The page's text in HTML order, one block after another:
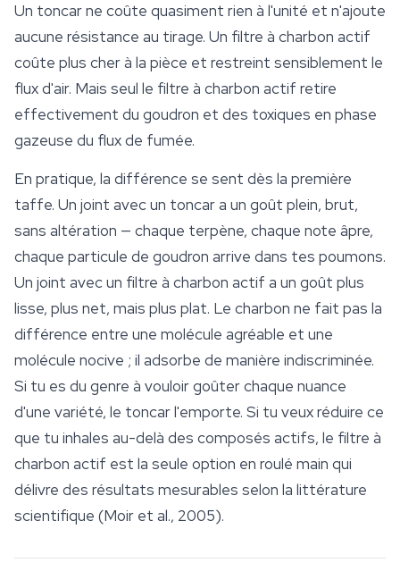
Un toncar ne coûte quasiment rien à l'unité et n'ajoute
aucune résistance au tirage. Un filtre à charbon actif
coûte plus cher à la pièce et restreint sensiblement le
flux d'air. Mais seul le filtre à charbon actif retire
effectivement du goudron et des toxiques en phase
gazeuse du flux de fumée.
En pratique, la différence se sent dès la première
taffe. Un joint avec un toncar a un goût plein, brut,
sans altération — chaque terpène, chaque note âpre,
chaque particule de goudron arrive dans tes poumons.
Un joint avec un filtre à charbon actif a un goût plus
lisse, plus net, mais plus plat. Le charbon ne fait pas la
différence entre une molécule agréable et une
molécule nocive ; il adsorbe de manière indiscriminée.
Si tu es du genre à vouloir goûter chaque nuance
d'une variété, le toncar l'emporte. Si tu veux réduire ce
que tu inhales au-delà des composés actifs, le filtre à
charbon actif est la seule option en roulé main qui
délivre des résultats mesurables selon la littérature
scientifique (Moir et al., 2005).